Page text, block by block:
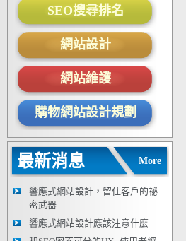
SEO搜尋排名
網站設計
網站維護
購物網站設計規劃
最新消息 More
響應式網站設計，留住客戶的祕
密武器
響應式網站設計應該注意什麼